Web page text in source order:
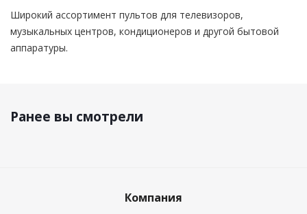
Широкий ассортимент пультов для телевизоров,
музыкальных центров, кондиционеров и другой бытовой
аппаратуры.
Ранее вы смотрели
Компания